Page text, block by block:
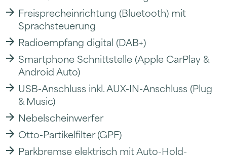
Freisprecheinrichtung (Bluetooth) mit
Sprachsteuerung
Radioempfang digital (DAB+)
Smartphone Schnittstelle (Apple CarPlay &
Android Auto)
USB-Anschluss inkl. AUX-IN-Anschluss (Plug
& Music)
Nebelscheinwerfer
Otto-Partikelfilter (GPF)
Parkbremse elektrisch mit Auto-Hold-